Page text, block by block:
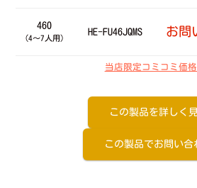
460
（4～7人用）
HE-FU46JQMS お問
当店限定コミコミ価
この製品を詳しく
この製品でお問い合